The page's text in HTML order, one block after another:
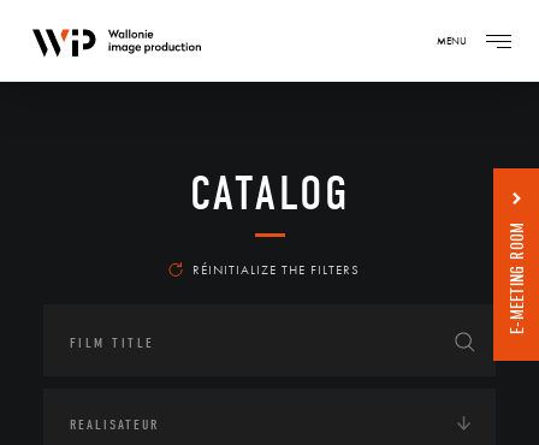
MENU
CATALOG
RÉINITIALIZE THE FILTERS E-MEETING ROOM